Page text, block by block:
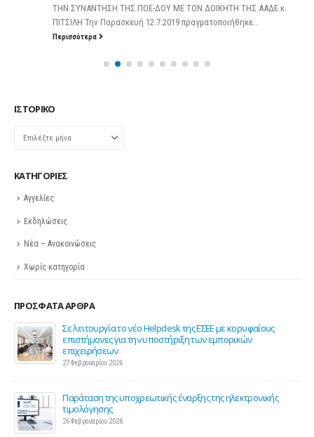
ΤΗΝ ΣΥΝΑΝΤΗΣΗ ΤΗΣ ΠΟΕ-ΔΟΥ ΜΕ ΤΟΝ ΔΟΙΚΗΤΗ ΤΗΣ ΑΑΔΕ κ.
ΠΙΤΣΙΛΗ Την Παρασκευή 12.7.2019 πραγματοποιήθηκε...
Περισσότερα
ΙΣΤΟΡΙΚΌ
KΑΤΗΓΟΡΊΕΣ
Αγγελίες
Εκδηλώσεις
Νέα – Ανακοινώσεις
Χωρίς κατηγορία
ΠΡΌΣΦΑΤΑ ΆΡΘΡΑ
Σε λειτουργία το νέο Helpdesk της ΕΣΕΕ με κορυφαίους
επιστήμονες για την υποστήριξη των εμπορικών
επιχειρήσεων
27 Φεβρουαρίου 2026
Παράταση της υποχρεωτικής έναρξης της ηλεκτρονικής
τιμολόγησης
26 Φεβρουαρίου 2026